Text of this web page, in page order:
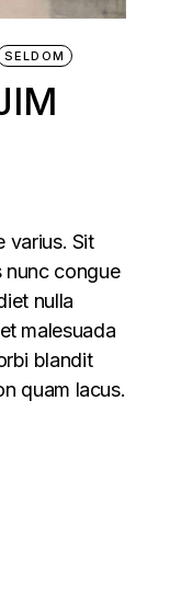
SELDOM
varius. Sit
nunc congue
nulla
malesuada
blandit
quam lacus.